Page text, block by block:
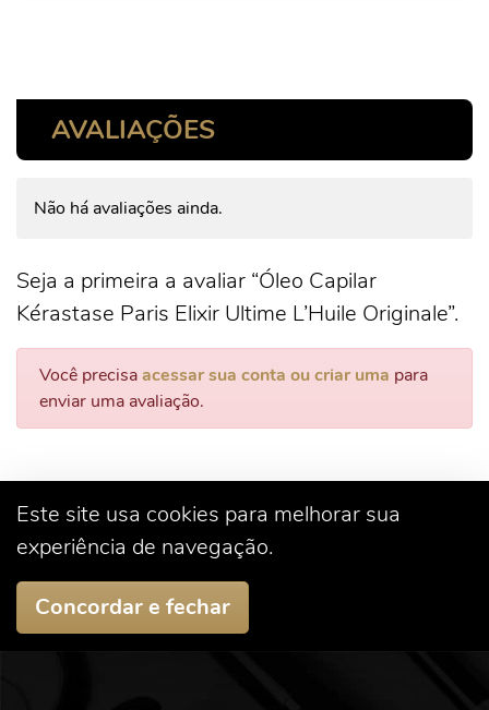
AVALIAÇÕES
Não há avaliações ainda.
Seja a primeira a avaliar “Óleo Capilar
Kérastase Paris Elixir Ultime L’Huile Originale”.
Você precisaacessar sua conta ou criar uma para
enviar uma avaliação.
Este site usa cookies para melhorar sua
experiência de navegação.
Concordar e fechar